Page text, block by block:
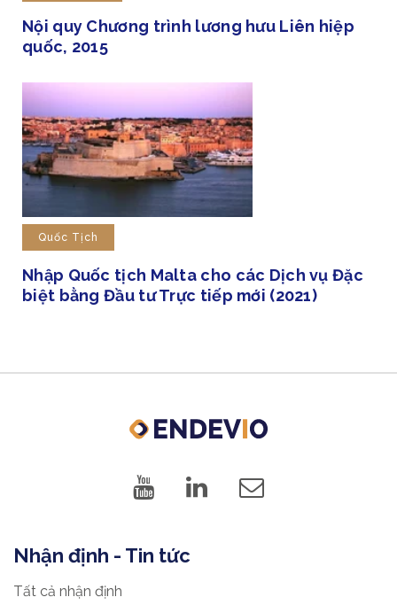
Nội quy Chương trình lương hưu Liên hiệp
quốc, 2015
Quốc Tịch
Nhập Quốc tịch Malta cho các Dịch vụ Đặc
biệt bằng Đầu tư Trực tiếp mới (2021)
Nhận định - Tin tức
Tất cả nhận định